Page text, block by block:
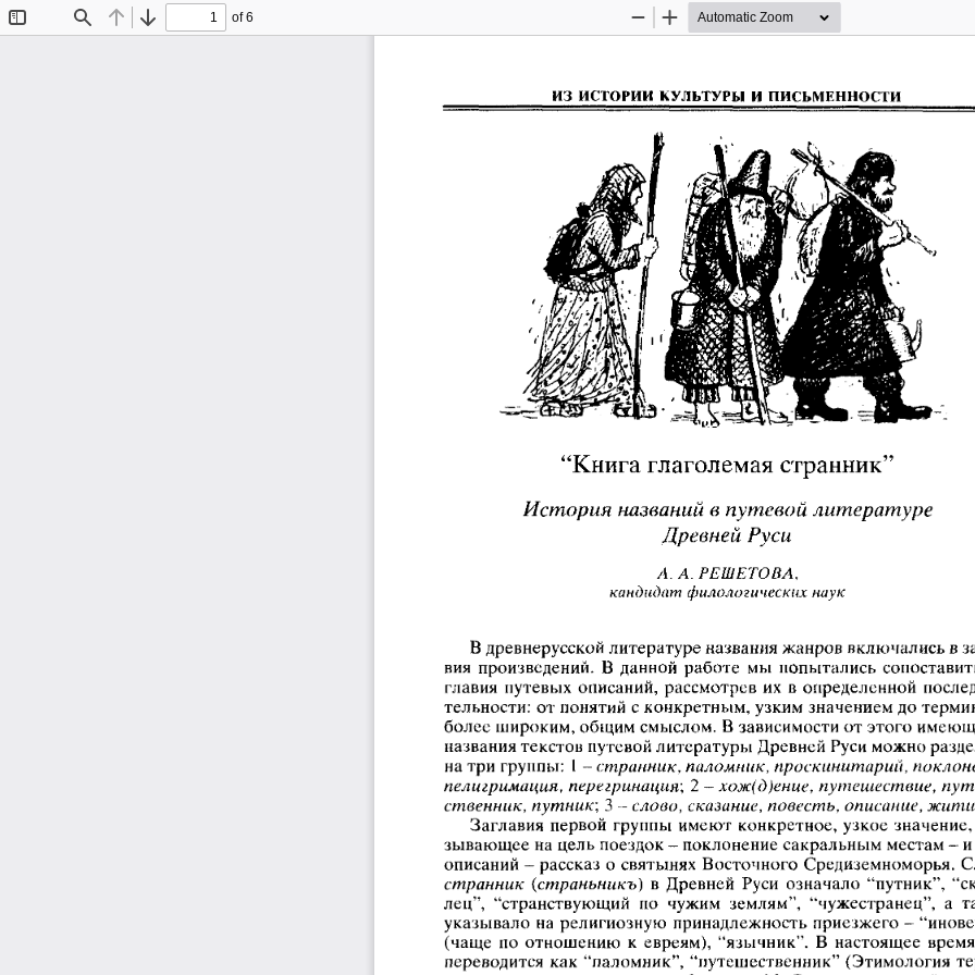
Find Previous
Next
of 6
Zoom
Zoom
ИЗ  ИСТОРИИ  КУЛЬТУРЫ  И  ПИСЬМЕННОСТИ
“Книга глаголемая странник”
История названий в путевой литературе
Древней Руси
А. А. РЕШЕТО В А,
кандидат филологических наук
В древнерусской литературе названия жанров включались в
вия  произведений.  В  данной  работе  мы  попытались
главия  путевых описаний,  рассмотрев их  в определенной
тельности: от понятий с конкретным, узким значением до
более широким, общим смыслом. В зависимости от этого
названия текстов путевой литературы Древней Руси можно
на три группы:  1 - странник, паломник, проскинитарий,
пелигримация, перегринация', 2 - хож(д)ение, путешествие,
ственник, путник; 3 — слово, сказание, повесть, описание,
Заглавия первой  группы  имеют конкретное, узкое
зывающее на цель поездок -  поклонение сакральным местам -  и
описаний -  рассказ о святынях Восточного Средиземноморья.
странник
  (
страньникъ)  в  Древней  Руси  означало  “путник”,
лец”,  “странствующий  по  чужим  землям”,  “чужестранец”,  а
указывало на  религиозную  принадлежность приезжего -
(чаще  по  отношению  к  евреям),  “язычник”.  В  настоящее
переводится как “паломник”, “путешественник” (Этимология